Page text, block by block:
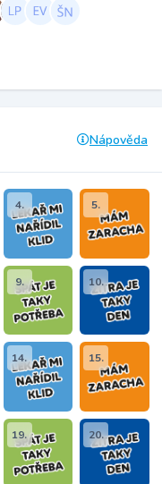
Nápověda
4. 5.
9. 10.
14. 15.
19. 20.